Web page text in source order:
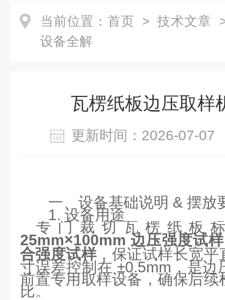
当前位置： 首页 > 技术文章
设备全解
瓦楞纸板边压取样
更新时间：2026-07-
一、设备基础说明 & 摆放
1. 设备用途
专门裁切瓦楞纸板
25mm×100mm 边压强度试样
合强度试样，保证试样长宽平
寸误差控制在 ±0.5mm，是边
前置专用取样设备，确保后
比。